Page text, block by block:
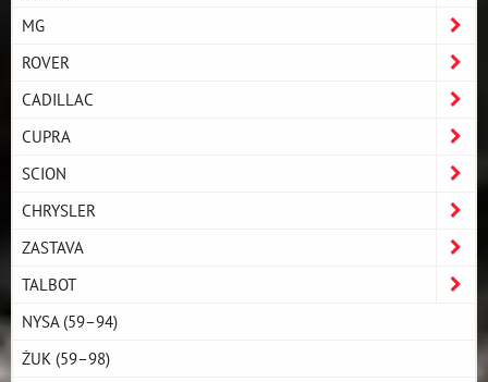
MG
ROVER
CADILLAC
CUPRA
SCION
CHRYSLER
ZASTAVA
TALBOT
NYSA (59–94)
ŻUK (59–98)